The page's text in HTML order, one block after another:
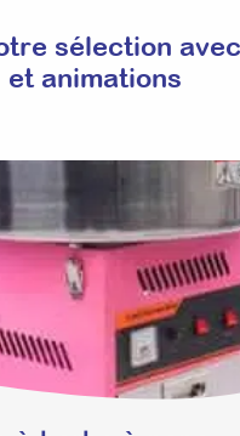
sélection
et animations